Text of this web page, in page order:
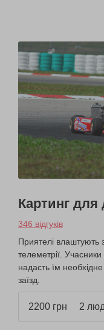
Картинг для
346 відгуків
Приятелі влаштують
телеметрії. Учасники
надасть їм
заїзд.
2200 грн 2